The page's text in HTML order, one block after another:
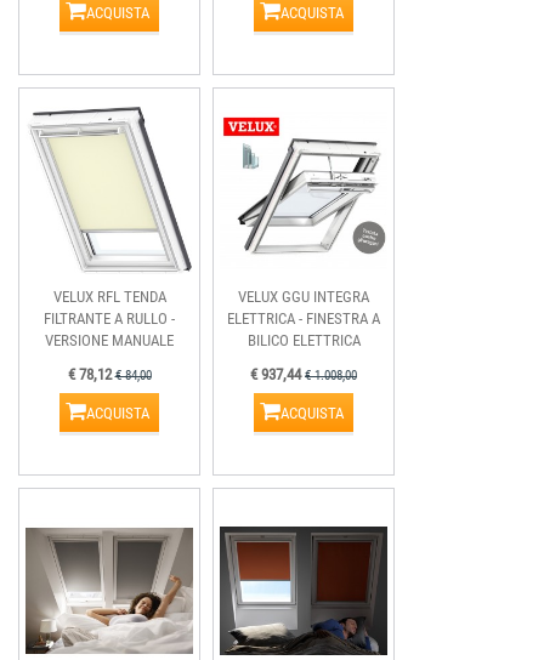
ACQUISTA ACQUISTA
VELUX RFL TENDA
FILTRANTE A RULLO -
VERSIONE MANUALE
€ 78,12€ 84,00
ACQUISTA
VELUX GGU INTEGRA
ELETTRICA - FINESTRA A
BILICO ELETTRICA
€ 937,44€ 1.008,00
ACQUISTA